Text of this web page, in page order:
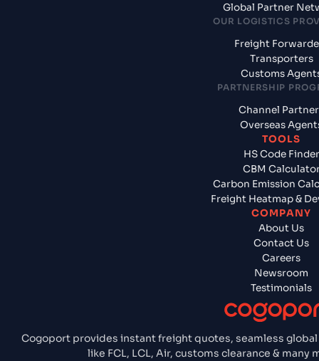
Cogoport provides instant freight quotes, seamless
like FCL, LCL, Air, customs clearance &
Global Partner
OUR LOGISTICS
Freight
Transporters
Customs
PARTNERSHIP
Channel
Overseas
TOOLS
HS Code Finder
CBM
Carbon Emission
Freight Heatmap &
COMPANY
About Us
Contact Us
Careers
Newsroom
Testimonials